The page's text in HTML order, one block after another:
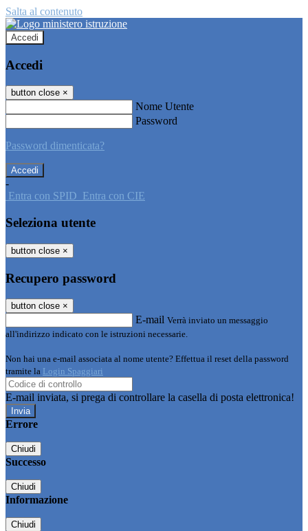
Salta al contenuto
Accedi
Accedi
button close ×
Nome Utente
Password
Password dimenticata?
-
Entra con SPID Entra con CIE
Seleziona utente
button close ×
Recupero password
button close ×
E-mail Verrà inviato un messaggio
all'indirizzo indicato con le istruzioni necessarie.
Non hai una e-mail associata al nome utente? Effettua il reset della password
tramite la Login Spaggiari
E-mail inviata, si prega di controllare la casella di posta elettronica!
Errore
Chiudi
Successo
Chiudi
Informazione
Chiudi